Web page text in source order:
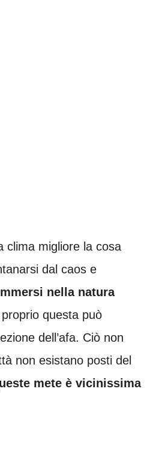
clima migliore la cosa
dal caos e
nella natura
questa può
dell’afa. Ciò non
non esistano posti del
mete è vicinissima